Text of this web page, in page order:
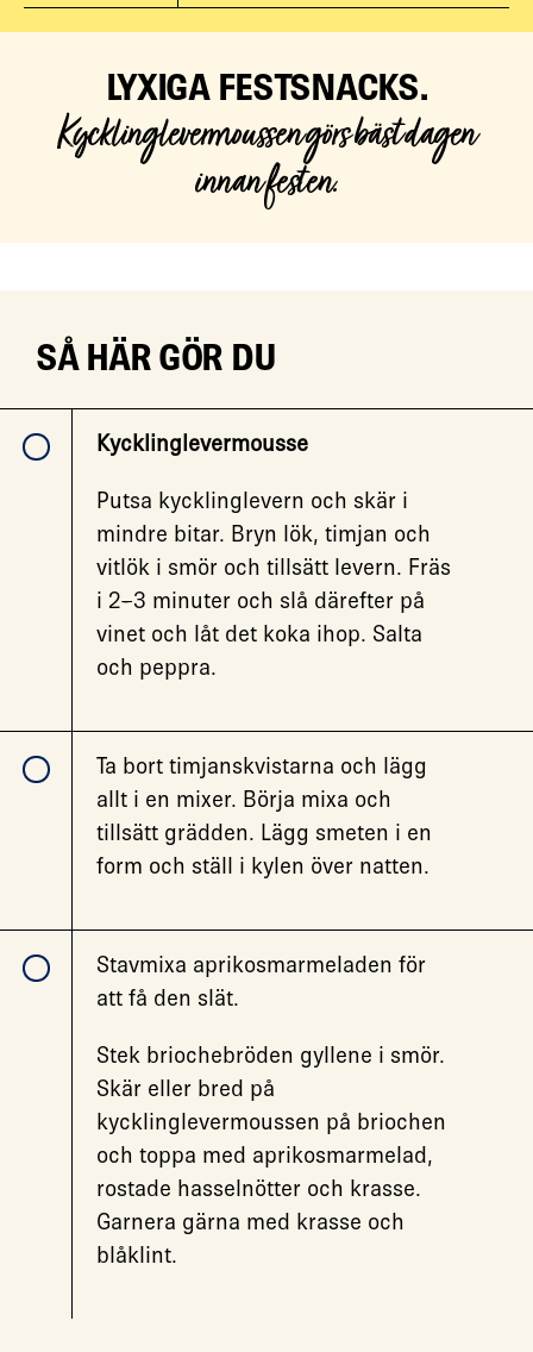
LYXIGA FESTSNACKS.
Kycklinglevermoussen görs bäst dagen
innan festen.
SÅ HÄR GÖR DU
Kycklinglevermousse
Putsa kycklinglevern och skär i
mindre bitar. Bryn lök, timjan och
vitlök i smör och tillsätt levern. Fräs
i 2–3 minuter och slå därefter på
vinet och låt det koka ihop. Salta
och peppra.
Ta bort timjanskvistarna och lägg
allt i en mixer. Börja mixa och
tillsätt grädden. Lägg smeten i en
form och ställ i kylen över natten.
Stavmixa aprikosmarmeladen för
att få den slät.
Stek briochebröden gyllene i smör.
Skär eller bred på
kycklinglevermoussen på briochen
och toppa med aprikosmarmelad,
rostade hasselnötter och krasse.
Garnera gärna med krasse och
blåklint.